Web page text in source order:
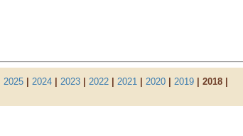
2025| 2024| 2023| 2022| 2021| 2020| 2019| 2018 |